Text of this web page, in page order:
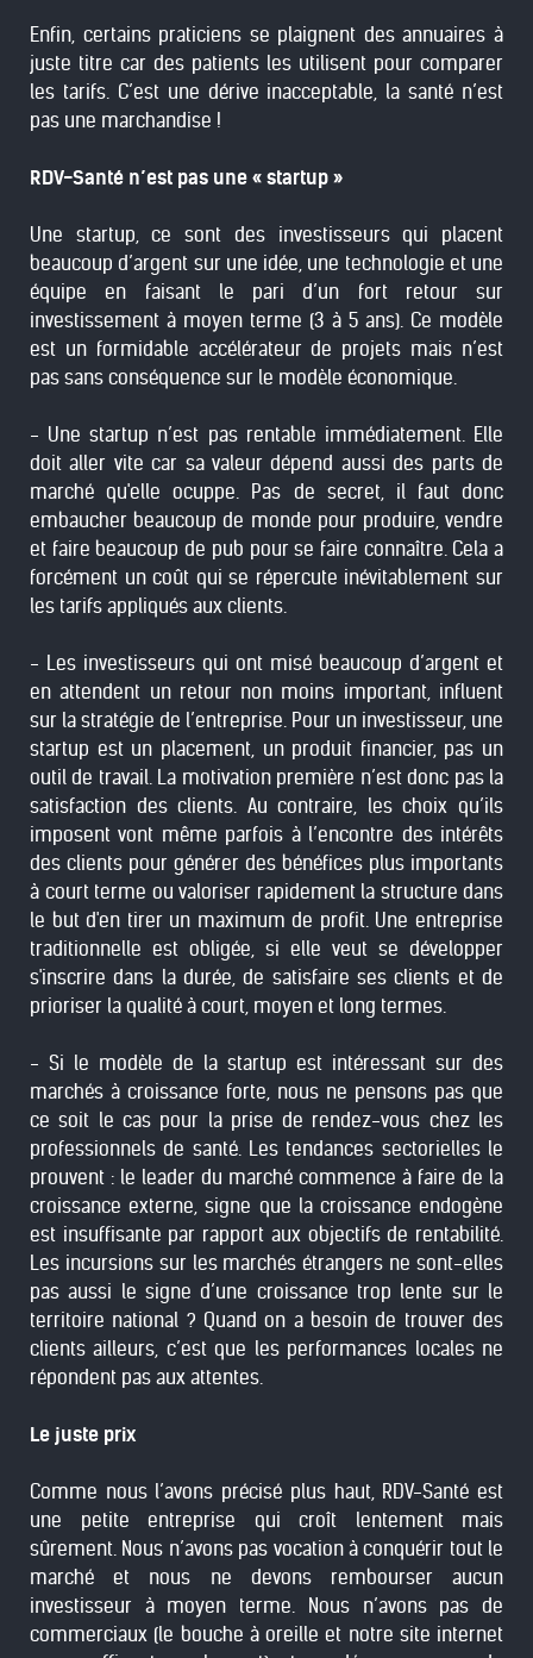
Enfin, certains praticiens se plaignent des annuaires à
juste titre car des patients les utilisent pour comparer
les tarifs. C’est une dérive inacceptable, la santé n’est
pas une marchandise !
RDV-Santé n’est pas une « startup »
Une startup, ce sont des investisseurs qui placent
beaucoup d’argent sur une idée, une technologie et une
équipe en faisant le pari d’un fort retour sur
investissement à moyen terme (3 à 5 ans). Ce modèle
est un formidable accélérateur de projets mais n’est
pas sans conséquence sur le modèle économique.
- Une startup n’est pas rentable immédiatement. Elle
doit aller vite car sa valeur dépend aussi des parts de
marché qu'elle ocuppe. Pas de secret, il faut donc
embaucher beaucoup de monde pour produire, vendre
et faire beaucoup de pub pour se faire connaître. Cela a
forcément un coût qui se répercute inévitablement sur
les tarifs appliqués aux clients.
- Les investisseurs qui ont misé beaucoup d’argent et
en attendent un retour non moins important, influent
sur la stratégie de l’entreprise. Pour un investisseur, une
startup est un placement, un produit financier, pas un
outil de travail. La motivation première n’est donc pas la
satisfaction des clients. Au contraire, les choix qu’ils
imposent vont même parfois à l’encontre des intérêts
des clients pour générer des bénéfices plus importants
à court terme ou valoriser rapidement la structure dans
le but d'en tirer un maximum de profit. Une entreprise
traditionnelle est obligée, si elle veut se développer
s'inscrire dans la durée, de satisfaire ses clients et de
prioriser la qualité à court, moyen et long termes.
- Si le modèle de la startup est intéressant sur des
marchés à croissance forte, nous ne pensons pas que
ce soit le cas pour la prise de rendez-vous chez les
professionnels de santé. Les tendances sectorielles le
prouvent : le leader du marché commence à faire de la
croissance externe, signe que la croissance endogène
est insuffisante par rapport aux objectifs de rentabilité.
Les incursions sur les marchés étrangers ne sont-elles
pas aussi le signe d’une croissance trop lente sur le
territoire national ? Quand on a besoin de trouver des
clients ailleurs, c’est que les performances locales ne
répondent pas aux attentes.
Le juste prix
Comme nous l’avons précisé plus haut, RDV-Santé est
une petite entreprise qui croît lentement mais
sûrement. Nous n’avons pas vocation à conquérir tout le
marché et nous ne devons rembourser aucun
investisseur à moyen terme. Nous n’avons pas de
commerciaux (le bouche à oreille et notre site internet